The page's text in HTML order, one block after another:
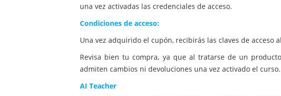
una vez activadas las credenciales de acceso.
Condiciones de acceso:
Una vez adquirido el cupón, recibirás las claves de acceso
Revisa bien tu compra, ya que al tratarse de un
admiten cambios ni devoluciones una vez activado el curso.
AI Teacher